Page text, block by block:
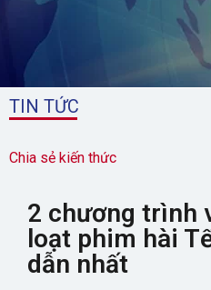
TIN TỨC
Chia sẻ kiến thức
2 chương trình
loạt phim hài
dẫn nhất